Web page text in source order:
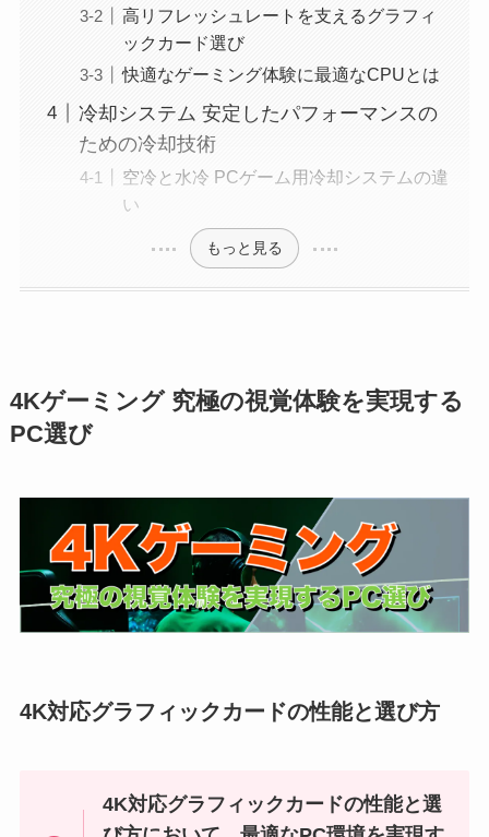
高リフレッシュレートを支えるグラフィ
ックカード選び
快適なゲーミング体験に最適なCPUとは
冷却システム 安定したパフォーマンスの
ための冷却技術
空冷と水冷 PCゲーム用冷却システムの違
い
もっと見る
4Kゲーミング 究極の視覚体験を実現する
PC選び
4K対応グラフィックカードの性能と選び方
4K対応グラフィックカードの性能と選